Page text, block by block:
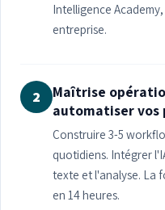
Intelligence
entreprise.
2
Maîtrise
automatiser vos
Construire 3-5
quotidiens. Intégrer
texte et l'analyse. La
en 14 heures.